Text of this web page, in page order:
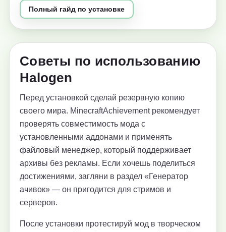
Полный гайд по установке
Советы по использованию
Halogen
Перед установкой сделай резервную копию
своего мира. MinecraftAchievement рекомендует
проверять совместимость мода с
установленными аддонами и применять
файловый менеджер, который поддерживает
архивы без рекламы. Если хочешь поделиться
достижениями, загляни в раздел «Генератор
ачивок» — он пригодится для стримов и
серверов.
После установки протестируй мод в творческом